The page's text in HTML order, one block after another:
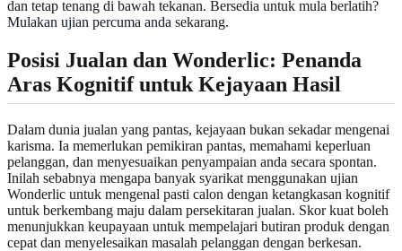
dan tetap tenang di bawah tekanan. Bersedia untuk mula berlatih?
Mulakan ujian percuma anda sekarang.
Posisi Jualan dan Wonderlic: Penanda
Aras Kognitif untuk Kejayaan Hasil
Dalam dunia jualan yang pantas, kejayaan bukan sekadar mengenai
karisma. Ia memerlukan pemikiran pantas, memahami keperluan
pelanggan, dan menyesuaikan penyampaian anda secara spontan.
Inilah sebabnya mengapa banyak syarikat menggunakan ujian
Wonderlic untuk mengenal pasti calon dengan ketangkasan kognitif
untuk berkembang maju dalam persekitaran jualan. Skor kuat boleh
menunjukkan keupayaan untuk mempelajari butiran produk dengan
cepat dan menyelesaikan masalah pelanggan dengan berkesan.